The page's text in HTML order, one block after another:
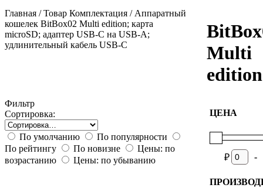
Главная / Товар Комплектация / Аппаратный
кошелек BitBox02 Multi edition; карта
microSD; адаптер USB-C на USB-A;
удлинительный кабель USB-C
Multi
edition
Фильтр
Сортировка:
По умолчанию
По популярности
По рейтингу
По новизне
Цены: по
возрастанию
Цены: по убыванию
ЦЕНА
₽ -